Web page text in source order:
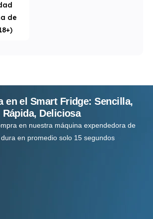
de
en el Smart Fridge: Sencilla,
Rápida, Deliciosa
en nuestra máquina expendedora de
en promedio solo 15 segundos